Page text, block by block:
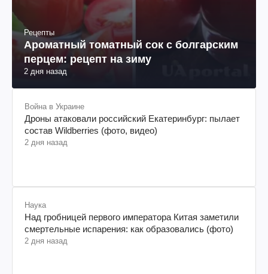
Рецепты
Ароматный томатный сок с болгарским
перцем: рецепт на зиму
2 дня назад
Война в Украине
Дроны атаковали российский Екатеринбург: пылает
состав Wildberries (фото, видео)
2 дня назад
Наука
Над гробницей первого императора Китая заметили
смертельные испарения: как образовались (фото)
2 дня назад